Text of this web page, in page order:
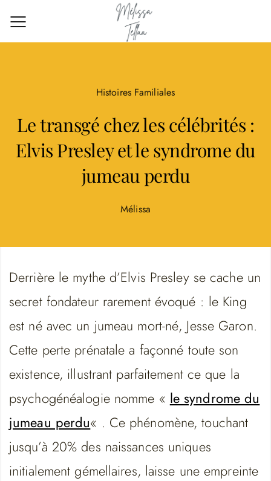
Histoires Familiales
Le transgé chez les célébrités :
Elvis Presley et le syndrome du
jumeau perdu
Mélissa
Derrière le mythe d’Elvis Presley se cache un
secret fondateur rarement évoqué : le King
est né avec un jumeau mort-né, Jesse Garon.
Cette perte prénatale a façonné toute son
existence, illustrant parfaitement ce que la
psychogénéalogie nomme « le syndrome du
jumeau perdu« . Ce phénomène, touchant
jusqu’à 20% des naissances uniques
initialement gémellaires, laisse une empreinte